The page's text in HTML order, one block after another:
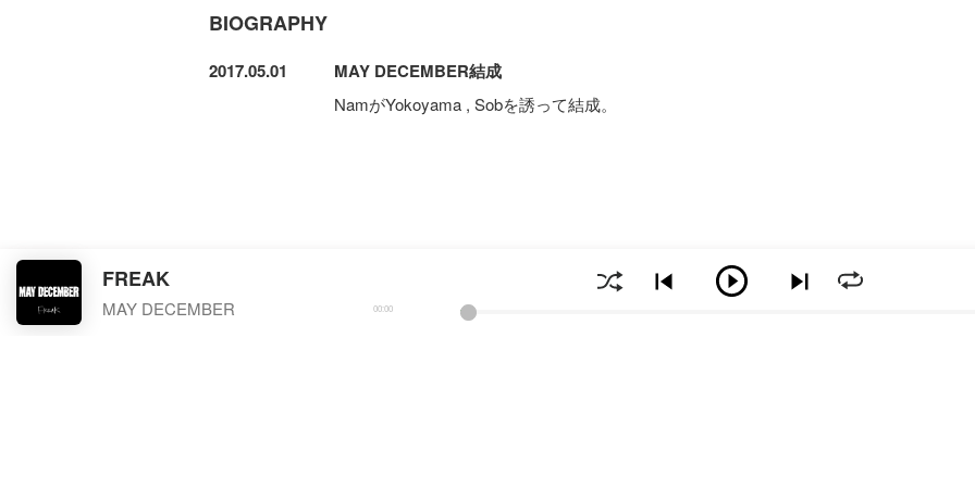
BIOGRAPHY
2017.05.01 MAY DECEMBER結成
NamがYokoyama , Sobを誘って結成。
FREAK
MAY DECEMBER 00:00